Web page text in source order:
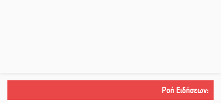
Ροή Ειδήσεων: